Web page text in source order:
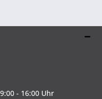
- 16:00 Uhr